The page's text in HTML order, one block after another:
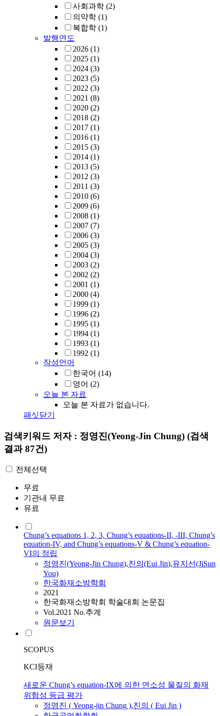
사회과학 (2)
의약학 (1)
복합학 (1)
발행연도
2026 (1)
2025 (1)
2024 (3)
2023 (5)
2022 (3)
2021 (8)
2020 (2)
2018 (2)
2017 (1)
2016 (1)
2015 (3)
2014 (1)
2013 (5)
2012 (3)
2011 (3)
2010 (6)
2009 (6)
2008 (1)
2007 (7)
2006 (3)
2005 (3)
2004 (3)
2003 (2)
2002 (2)
2001 (1)
2000 (4)
1999 (1)
1996 (2)
1995 (1)
1994 (1)
1993 (1)
1992 (1)
작성언어
한국어 (14)
영어 (2)
오늘 본 자료
오늘 본 자료가 없습니다.
패싯닫기
검색키워드 저자 : 정영진(Yeong-Jin Chung) (검색
결과 87건)
전체선택
무료
기관내 무료
유료
Chung’s equations 1, 2, 3, Chung’s equations-II, -III, Chung’s
equation-IV, and Chung’s equations-V & Chung’s equation-
VI의 정립
정영진(Yeong-Jin Chung),진의(Eui Jin),유지선(JiSun
You)
한국화재소방학회
2021
한국화재소방학회 학술대회 논문집
Vol.2021 No.추계
원문보기
SCOPUS
KCI등재
새로운 Chung’s equation-IX에 의한 연소성 물질의 화재
위험성 등급 평가
정영진 ( Yeong-jin Chung ),진의 ( Eui Jin )